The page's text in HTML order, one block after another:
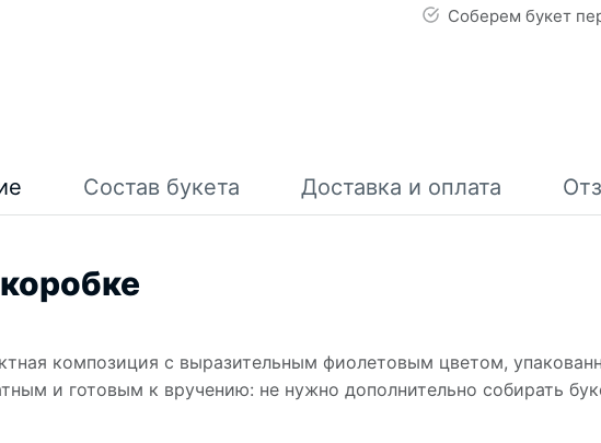
Соберем букет
Состав букета Доставка и оплата
композиция с выразительным фиолетовым цветом,
и готовым к вручению: не нужно дополнительно собирать